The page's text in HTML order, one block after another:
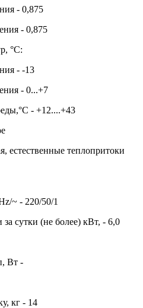
- 0,875
- 0,875
°C:
- -13
- 0...+7
- +12....+43
естественные теплопритоки
~ - 220/50/1
сутки (не более) кВт, - 6,0
Вт -
кг - 14